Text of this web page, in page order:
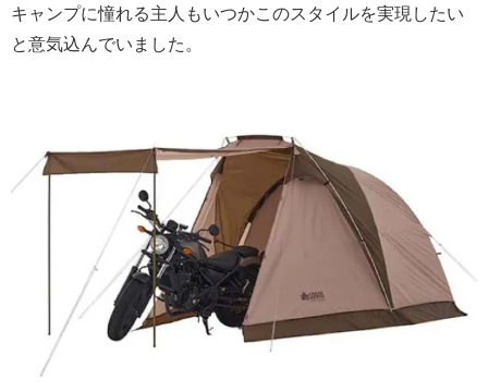
キャンプに憧れる主人もいつかこのスタイルを実現したい
と意気込んでいました。